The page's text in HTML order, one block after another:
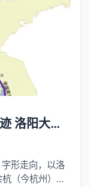
隋唐的大运河的走向 现在的遗迹 洛阳大运河遗址的具体位置
形走向，以洛
（今杭州）中